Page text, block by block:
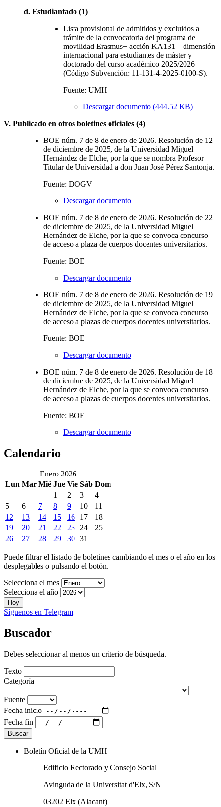
d. Estudiantado (1)
Lista provisional de admitidos y excluidos a
trámite de la convocatoria del programa de
movilidad Erasmus+ acción KA131 – dimensión
internacional para estudiantes de máster y
doctorado del curso académico 2025/2026
(Código Subvención: 11-131-4-2025-0100-S).
Fuente: UMH
Descargar documento (444.52 KB)
V. Publicado en otros boletines oficiales (4)
BOE núm. 7 de 8 de enero de 2026. Resolución de 12
de diciembre de 2025, de la Universidad Miguel
Hernández de Elche, por la que se nombra Profesor
Titular de Universidad a don Juan José Pérez Santonja.
Fuente: DOGV
Descargar documento
BOE núm. 7 de 8 de enero de 2026. Resolución de 22
de diciembre de 2025, de la Universidad Miguel
Hernández de Elche, por la que se convoca concurso
de acceso a plaza de cuerpos docentes universitarios.
Fuente: BOE
Descargar documento
BOE núm. 7 de 8 de enero de 2026. Resolución de 19
de diciembre de 2025, de la Universidad Miguel
Hernández de Elche, por la que se convoca concurso
de acceso a plazas de cuerpos docentes universitarios.
Fuente: BOE
Descargar documento
BOE núm. 7 de 8 de enero de 2026. Resolución de 18
de diciembre de 2025, de la Universidad Miguel
Hernández de Elche, por la que se convoca concurso
de acceso a plazas de cuerpos docentes universitarios.
Fuente: BOE
Descargar documento
Calendario
Enero 2026
Lun Mar Mié Jue Vie Sáb Dom
1
2 3
4
5
6 7 8 9 10
11
12
13 14 15 16 17
18
19
20 21 22 23 24
25
26
27 28 29 30 31
Puede filtrar el listado de boletines cambiando el mes o el año en los
desplegables o pulsando el botón.
Selecciona el mes
Selecciona el año
Hoy
Síguenos en Telegram
Buscador
Debes seleccionar al menos un criterio de búsqueda.
Texto
Categoría
Fuente
Fecha inicio
Fecha fin
Boletín Oficial de la UMH
Edificio Rectorado y Consejo Social
Avinguda de la Universitat d'Elx, S/N
03202 Elx (Alacant)